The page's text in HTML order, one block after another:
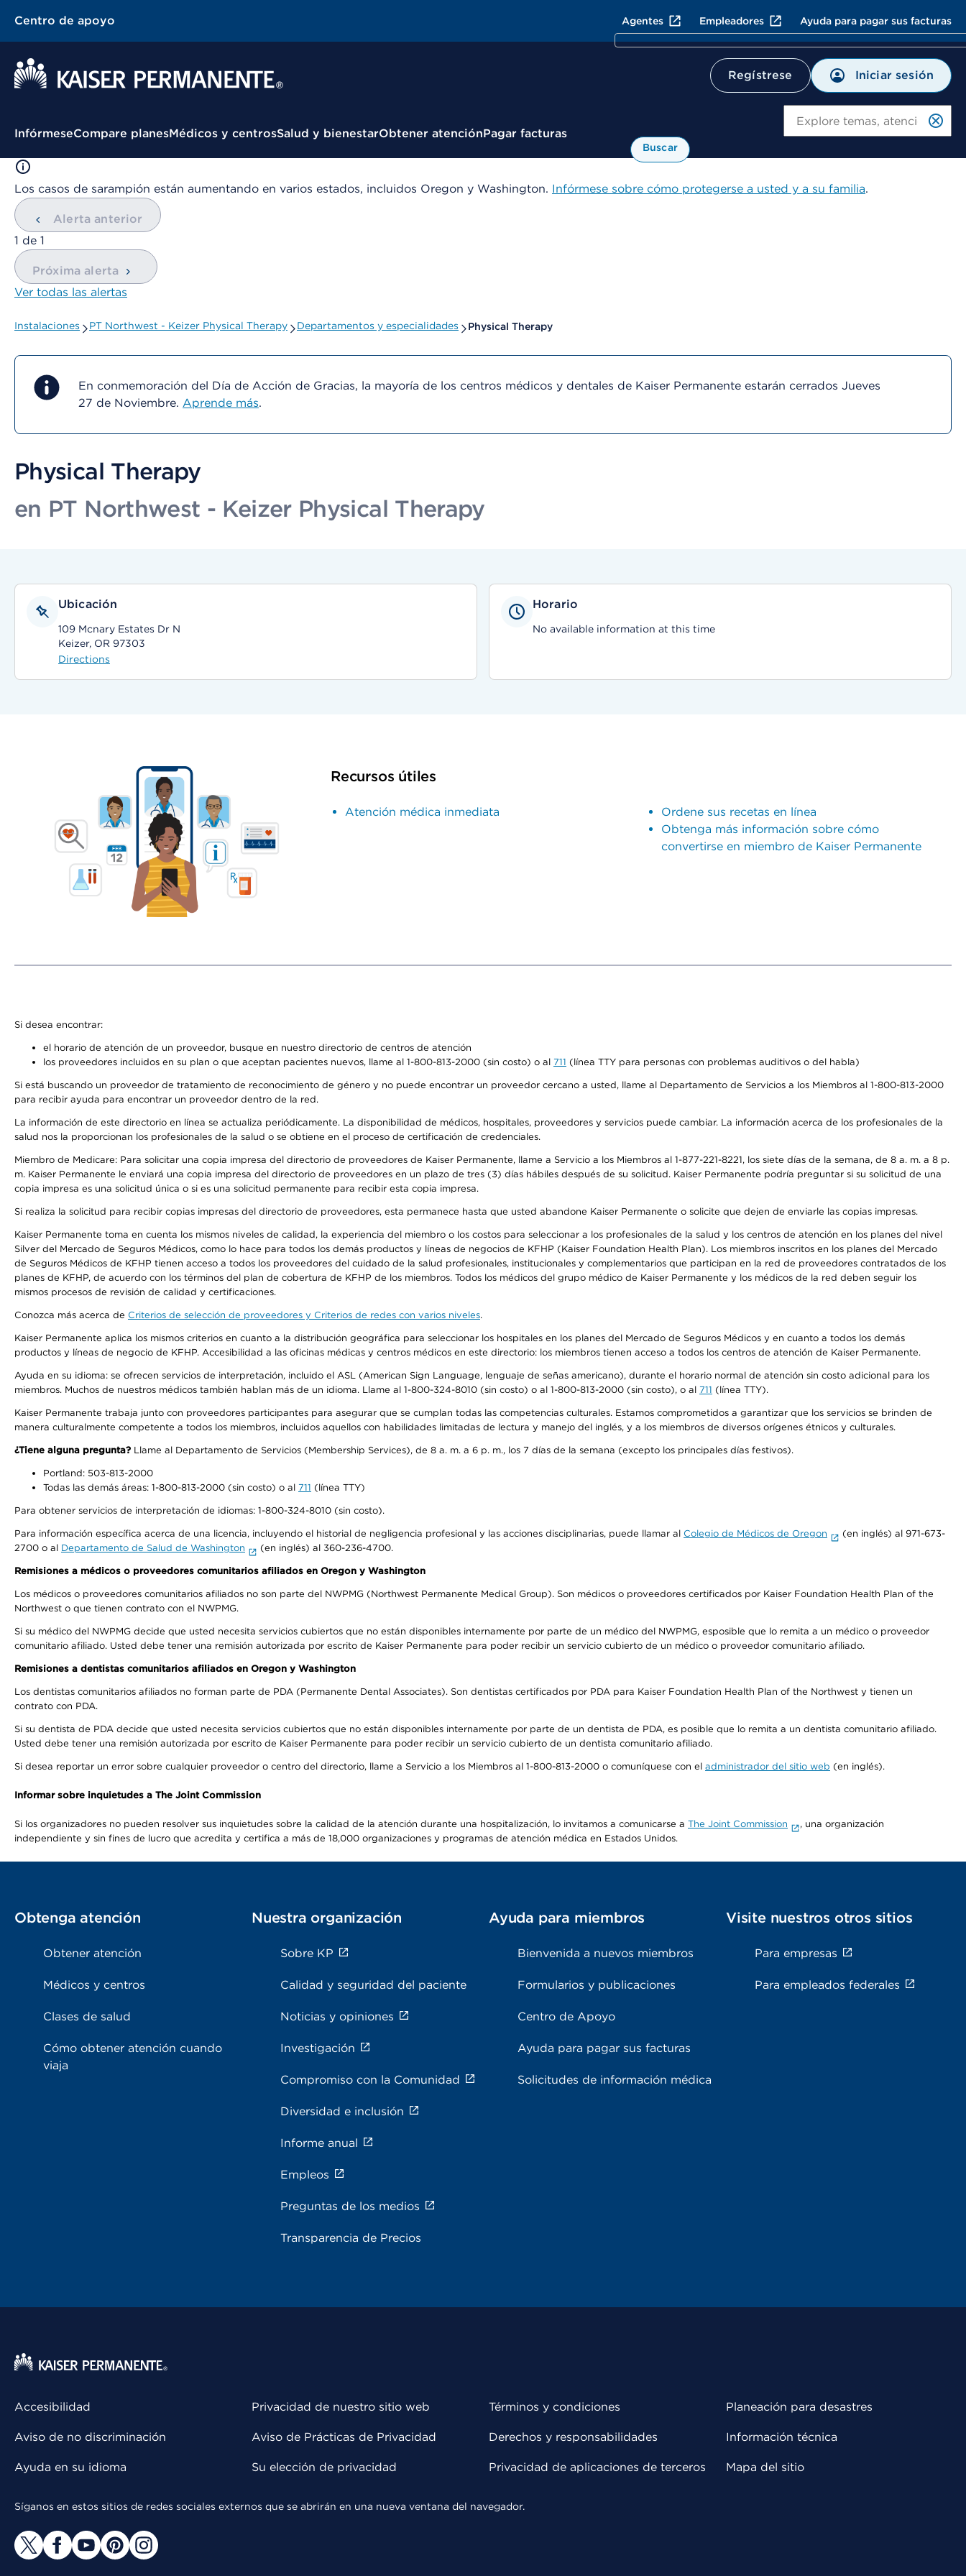
Centro de apoyo Agentes Empleadores Ayuda para pagar sus facturas
Regístrese Iniciar sesión
Menú contextual
InfórmeseCompare planesMédicos y centrosSalud y bienestarObtener atenciónPagar facturas
Buscar
Los casos de sarampión están aumentando en varios estados, incluidos Oregon y Washington. Infórmese sobre cómo protegerse a usted y a su familia.
Alerta anterior
mostrando
1 de 1
Próxima alerta
Ver todas las alertas
Instalaciones PT Northwest - Keizer Physical Therapy Departamentos y especialidades Physical Therapy
En conmemoración del Día de Acción de Gracias, la mayoría de los centros médicos y dentales de Kaiser Permanente estarán cerrados Jueves
27 de Noviembre. Aprende más.
Physical Therapy
en PT Northwest - Keizer Physical Therapy
Ubicación
109 Mcnary Estates Dr N
Keizer, OR 97303
Directions
Horario
No available information at this time
Recursos útiles
Atención médica inmediata
Ordene sus recetas en línea
Obtenga más información sobre cómo
convertirse en miembro de Kaiser Permanente
Si desea encontrar:
el horario de atención de un proveedor, busque en nuestro directorio de centros de atención
los proveedores incluidos en su plan o que aceptan pacientes nuevos, llame al 1-800-813-2000 (sin costo) o al 711 (línea TTY para personas con problemas auditivos o del habla)
Si está buscando un proveedor de tratamiento de reconocimiento de género y no puede encontrar un proveedor cercano a usted, llame al Departamento de Servicios a los Miembros al 1-800-813-2000
para recibir ayuda para encontrar un proveedor dentro de la red.
La información de este directorio en línea se actualiza periódicamente. La disponibilidad de médicos, hospitales, proveedores y servicios puede cambiar. La información acerca de los profesionales de la
salud nos la proporcionan los profesionales de la salud o se obtiene en el proceso de certificación de credenciales.
Miembro de Medicare: Para solicitar una copia impresa del directorio de proveedores de Kaiser Permanente, llame a Servicio a los Miembros al 1-877-221-8221, los siete días de la semana, de 8 a. m. a 8 p.
m. Kaiser Permanente le enviará una copia impresa del directorio de proveedores en un plazo de tres (3) días hábiles después de su solicitud. Kaiser Permanente podría preguntar si su solicitud de una
copia impresa es una solicitud única o si es una solicitud permanente para recibir esta copia impresa.
Si realiza la solicitud para recibir copias impresas del directorio de proveedores, esta permanece hasta que usted abandone Kaiser Permanente o solicite que dejen de enviarle las copias impresas.
Kaiser Permanente toma en cuenta los mismos niveles de calidad, la experiencia del miembro o los costos para seleccionar a los profesionales de la salud y los centros de atención en los planes del nivel
Silver del Mercado de Seguros Médicos, como lo hace para todos los demás productos y líneas de negocios de KFHP (Kaiser Foundation Health Plan). Los miembros inscritos en los planes del Mercado
de Seguros Médicos de KFHP tienen acceso a todos los proveedores del cuidado de la salud profesionales, institucionales y complementarios que participan en la red de proveedores contratados de los
planes de KFHP, de acuerdo con los términos del plan de cobertura de KFHP de los miembros. Todos los médicos del grupo médico de Kaiser Permanente y los médicos de la red deben seguir los
mismos procesos de revisión de calidad y certificaciones.
Conozca más acerca de Criterios de selección de proveedores y Criterios de redes con varios niveles.
Kaiser Permanente aplica los mismos criterios en cuanto a la distribución geográfica para seleccionar los hospitales en los planes del Mercado de Seguros Médicos y en cuanto a todos los demás
productos y líneas de negocio de KFHP. Accesibilidad a las oficinas médicas y centros médicos en este directorio: los miembros tienen acceso a todos los centros de atención de Kaiser Permanente.
Ayuda en su idioma: se ofrecen servicios de interpretación, incluido el ASL (American Sign Language, lenguaje de señas americano), durante el horario normal de atención sin costo adicional para los
miembros. Muchos de nuestros médicos también hablan más de un idioma. Llame al 1-800-324-8010 (sin costo) o al 1-800-813-2000 (sin costo), o al 711 (línea TTY).
Kaiser Permanente trabaja junto con proveedores participantes para asegurar que se cumplan todas las competencias culturales. Estamos comprometidos a garantizar que los servicios se brinden de
manera culturalmente competente a todos los miembros, incluidos aquellos con habilidades limitadas de lectura y manejo del inglés, y a los miembros de diversos orígenes étnicos y culturales.
¿Tiene alguna pregunta? Llame al Departamento de Servicios (Membership Services), de 8 a. m. a 6 p. m., los 7 días de la semana (excepto los principales días festivos).
Portland: 503-813-2000
Todas las demás áreas: 1-800-813-2000 (sin costo) o al 711 (línea TTY)
Para obtener servicios de interpretación de idiomas: 1-800-324-8010 (sin costo).
Para información específica acerca de una licencia, incluyendo el historial de negligencia profesional y las acciones disciplinarias, puede llamar al Colegio de Médicos de Oregon
(en inglés) al 971-673-
2700 o al Departamento de Salud de Washington (en inglés) al 360-236-4700.
Remisiones a médicos o proveedores comunitarios afiliados en Oregon y Washington
Los médicos o proveedores comunitarios afiliados no son parte del NWPMG (Northwest Permanente Medical Group). Son médicos o proveedores certificados por Kaiser Foundation Health Plan of the
Northwest o que tienen contrato con el NWPMG.
Si su médico del NWPMG decide que usted necesita servicios cubiertos que no están disponibles internamente por parte de un médico del NWPMG, esposible que lo remita a un médico o proveedor
comunitario afiliado. Usted debe tener una remisión autorizada por escrito de Kaiser Permanente para poder recibir un servicio cubierto de un médico o proveedor comunitario afiliado.
Remisiones a dentistas comunitarios afiliados en Oregon y Washington
Los dentistas comunitarios afiliados no forman parte de PDA (Permanente Dental Associates). Son dentistas certificados por PDA para Kaiser Foundation Health Plan of the Northwest y tienen un
contrato con PDA.
Si su dentista de PDA decide que usted necesita servicios cubiertos que no están disponibles internamente por parte de un dentista de PDA, es posible que lo remita a un dentista comunitario afiliado.
Usted debe tener una remisión autorizada por escrito de Kaiser Permanente para poder recibir un servicio cubierto de un dentista comunitario afiliado.
Si desea reportar un error sobre cualquier proveedor o centro del directorio, llame a Servicio a los Miembros al 1-800-813-2000 o comuníquese con el administrador del sitio web (en inglés).
Informar sobre inquietudes a The Joint Commission
Si los organizadores no pueden resolver sus inquietudes sobre la calidad de la atención durante una hospitalización, lo invitamos a comunicarse a The Joint Commission
, una organización
independiente y sin fines de lucro que acredita y certifica a más de 18,000 organizaciones y programas de atención médica en Estados Unidos.
Obtenga atención
Obtener atención
Médicos y centros
Clases de salud
Cómo obtener atención cuando
viaja
Nuestra organización
Sobre KP
Calidad y seguridad del paciente
Noticias y opiniones
Investigación
Compromiso con la Comunidad
Diversidad e inclusión
Informe anual
Empleos
Preguntas de los medios
Transparencia de Precios
Ayuda para miembros
Bienvenida a nuevos miembros
Formularios y publicaciones
Centro de Apoyo
Ayuda para pagar sus facturas
Solicitudes de información médica
Visite nuestros otros sitios
Para empresas
Para empleados federales
Accesibilidad
Aviso de no discriminación
Ayuda en su idioma
Privacidad de nuestro sitio web
Aviso de Prácticas de Privacidad
Su elección de privacidad
Términos y condiciones
Derechos y responsabilidades
Privacidad de aplicaciones de terceros
Planeación para desastres
Información técnica
Mapa del sitio
Síganos en estos sitios de redes sociales externos que se abrirán en una nueva ventana del navegador.